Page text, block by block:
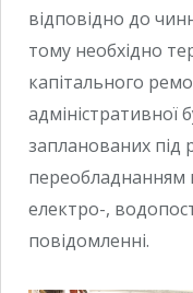
відповідно до
тому необхідно
капітального
адміністративної
запланованих під
переобладнанням
електро-,
повідомленні.